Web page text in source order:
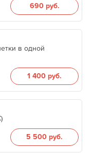
690 руб.
в одной
1 400 руб.
5 500 руб.